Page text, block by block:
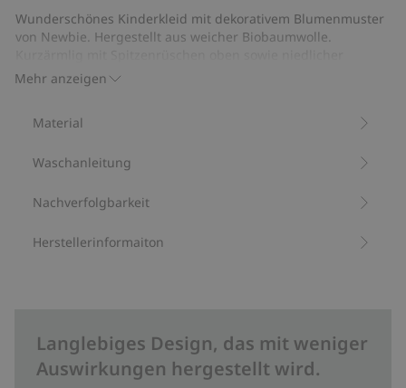
6
Bewertungen
Mehr anzeigen
Wunderschönes Kinderkleid mit dekorativem Blumenmuster
von Newbie. Hergestellt aus weicher Biobaumwolle.
Spitzenkante am Saum. Praktische Druckknöpfe hinten.
Passendes Outfit für Mama und Geschwister erhältlich.
Artikelnummer
Material
Waschanleitung
Nachverfolgbarkeit
Herstellerinformaiton
Langlebiges Design, das mit weniger
Auswirkungen hergestellt wird.